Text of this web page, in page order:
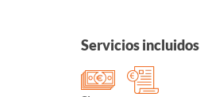
Servicios incluidos